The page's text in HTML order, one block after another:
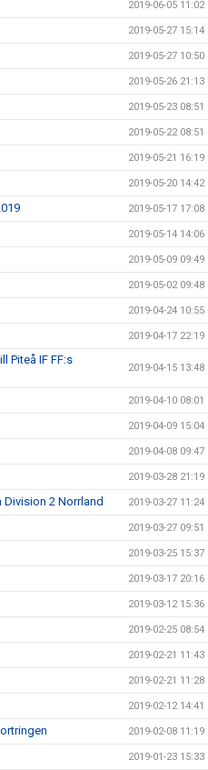
2019-06-05 11:02
2019-05-27 15:14
2019-05-27 10:50
2019-05-26 21:13
2019-05-23 08:51
2019-05-22 08:51
2019-05-21 16:19
2019-05-20 14:42
2019-05-17 17:08
2019-05-14 14:06
2019-05-09 09:49
2019-05-02 09:48
2019-04-24 10:55
2019-04-17 22:19
Piteå IF FF:s
2019-04-15 13:48
2019-04-10 08:01
2019-04-09 15:04
2019-04-08 09:47
2019-03-28 21:19
Division 2 Norrland 2019-03-27 11:24
2019-03-27 09:51
2019-03-25 15:37
2019-03-17 20:16
2019-03-12 15:36
2019-02-25 08:54
2019-02-21 11:43
2019-02-21 11:28
2019-02-12 14:41
2019-02-08 11:19
2019-01-23 15:33